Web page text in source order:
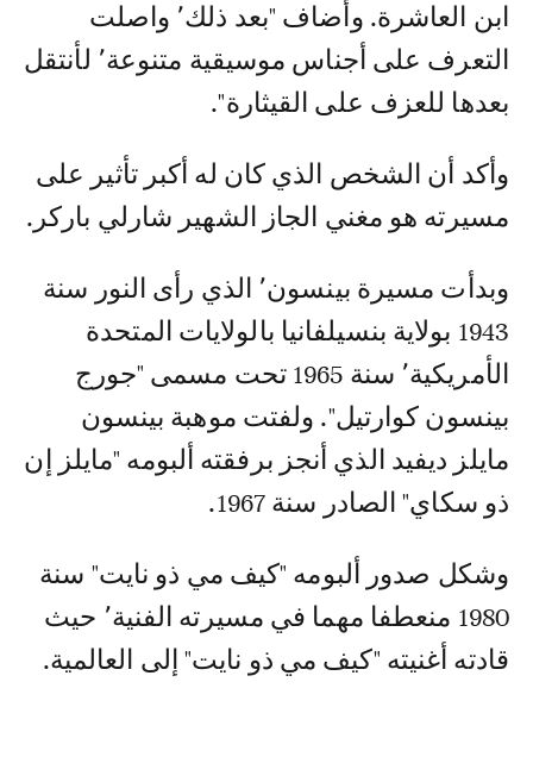
ابن العاشرة. وأضاف "بعد ذلك٬ واصلت
التعرف على أجناس موسيقية متنوعة٬ لأنتقل
بعدها للعزف على القيثارة".
وأكد أن الشخص الذي كان له أكبر تأثير على
مسيرته هو مغني الجاز الشهير شارلي باركر.
وبدأت مسيرة بينسون٬ الذي رأى النور سنة
1943 بولاية بنسيلفانيا بالولايات المتحدة
الأمريكية٬ سنة 1965 تحت مسمى "جورج
بينسون كوارتيل". ولفتت موهبة بينسون
مايلز ديفيد الذي أنجز برفقته ألبومه "مايلز إن
ذو سكاي" الصادر سنة 1967.
وشكل صدور ألبومه "كيف مي ذو نايت" سنة
1980 منعطفا مهما في مسيرته الفنية٬ حيث
قادته أغنيته "كيف مي ذو نايت" إلى العالمية.